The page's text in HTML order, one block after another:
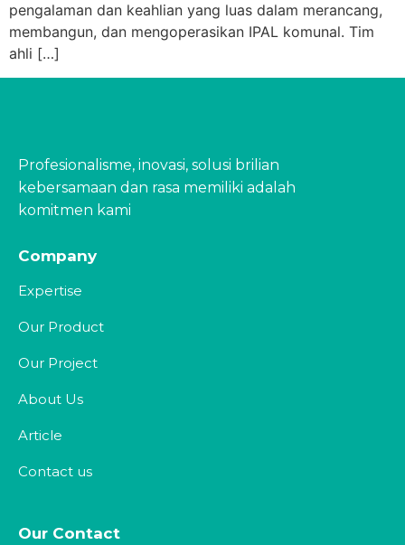
pengalaman dan keahlian yang luas dalam merancang,
membangun, dan mengoperasikan IPAL komunal. Tim
ahli […]
Profesionalisme, inovasi, solusi brilian
kebersamaan dan rasa memiliki adalah
komitmen kami
Company
Expertise
Our Product
Our Project
About Us
Article
Contact us
Our Contact